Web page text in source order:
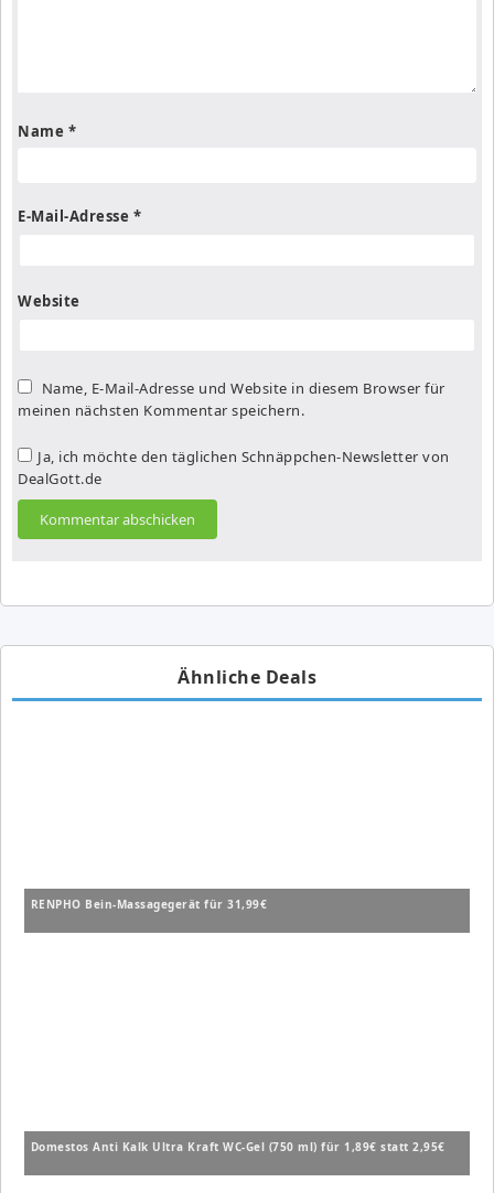
Name *
E-Mail-Adresse *
Website
Name, E-Mail-Adresse und Website in diesem Browser für
meinen nächsten Kommentar speichern.
Ja, ich möchte den täglichen Schnäppchen-Newsletter von
DealGott.de
Ähnliche Deals
RENPHO Bein-Massagegerät für 31,99€
Domestos Anti Kalk Ultra Kraft WC-Gel (750 ml) für 1,89€ statt 2,95€